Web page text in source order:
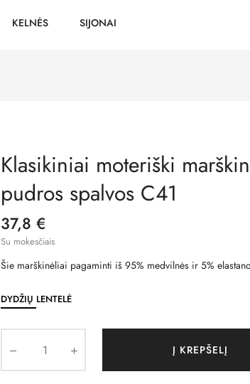
KELNĖS SIJONAI
Klasikiniai moteriški
pudros spalvos C41
37,8 €
Su mokesčiais
Šie marškinėliai pagaminti iš 95% medvilnės ir 5%
DYDŽIŲ LENTELĖ
Į KREPŠELĮ